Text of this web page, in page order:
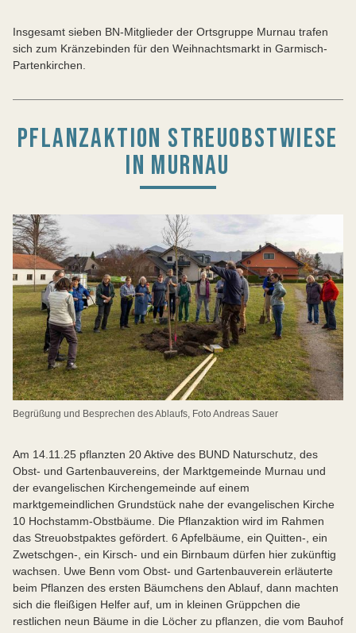
Insgesamt sieben BN-Mitglieder der Ortsgruppe Murnau trafen
sich zum Kränzebinden für den Weihnachtsmarkt in Garmisch-
Partenkirchen.
PFLANZAKTION STREUOBSTWIESE
IN MURNAU
Begrüßung und Besprechen des Ablaufs, Foto Andreas Sauer
Am 14.11.25 pflanzten 20 Aktive des BUND Naturschutz, des
Obst- und Gartenbauvereins, der Marktgemeinde Murnau und
der evangelischen Kirchengemeinde auf einem
marktgemeindlichen Grundstück nahe der evangelischen Kirche
10 Hochstamm-Obstbäume. Die Pflanzaktion wird im Rahmen
das Streuobstpaktes gefördert. 6 Apfelbäume, ein Quitten-, ein
Zwetschgen-, ein Kirsch- und ein Birnbaum dürfen hier zukünftig
wachsen. Uwe Benn vom Obst- und Gartenbauverein erläuterte
beim Pflanzen des ersten Bäumchens den Ablauf, dann machten
sich die fleißigen Helfer auf, um in kleinen Grüppchen die
restlichen neun Bäume in die Löcher zu pflanzen, die vom Bauhof